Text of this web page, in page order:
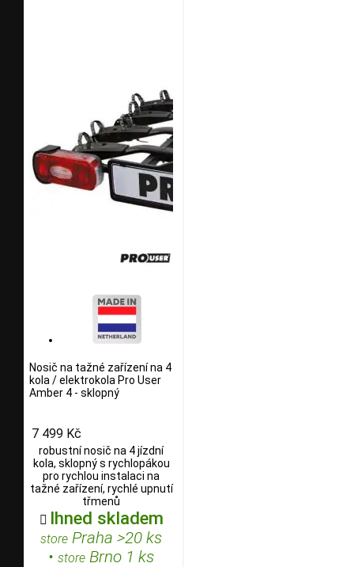
Nosič na tažné zařízení na 4
kola / elektrokola Pro User
Amber 4 - sklopný
7 499 Kč
robustní nosič na 4 jízdní
kola, sklopný s rychlopákou
pro rychlou instalaci na
tažné zařízení, rychlé upnutí
třmenů
 Ihned skladem
store Praha >20 ks
• store Brno 1 ks